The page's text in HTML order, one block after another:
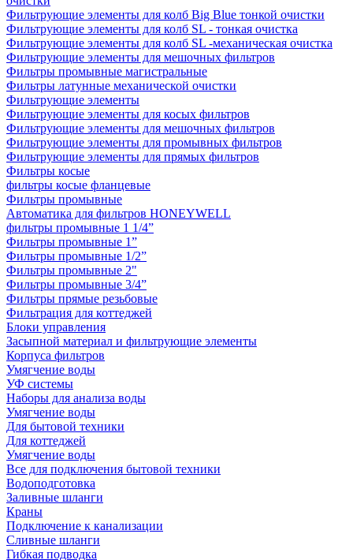
Фильтрующие элементы для колб Big Blue тонкой очистки
Фильтрующие элементы для колб SL - тонкая очистка
Фильтрующие элементы для колб SL -механическая очистка
Фильтрующие элементы для мешочных фильтров
Фильтры промывные магистральные
Фильтры латунные механической очистки
Фильтрующие элементы
Фильтрующие элементы для косых фильтров
Фильтрующие элементы для мешочных фильтров
Фильтрующие элементы для промывных фильтров
Фильтрующие элементы для прямых фильтров
Фильтры косые
фильтры косые фланцевые
Фильтры промывные
Автоматика для фильтров HONEYWELL
фильтры промывные 1 1/4”
Фильтры промывные 1”
Фильтры промывные 1/2”
Фильтры промывные 2"
Фильтры промывные 3/4”
Фильтры прямые резьбовые
Фильтрация для коттеджей
Блоки управления
Засыпной материал и фильтрующие элементы
Корпуса фильтров
Умягчение воды
УФ системы
Наборы для анализа воды
Умягчение воды
Для бытовой техники
Для коттеджей
Умягчение воды
Все для подключения бытовой техники
Водоподготовка
Заливные шланги
Краны
Подключение к канализации
Сливные шланги
Гибкая подводка